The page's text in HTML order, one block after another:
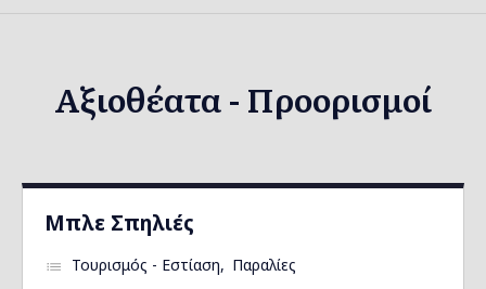
Αξιοθέατα - Προορισμοί
Μπλε Σπηλιές
Τουρισμός - Εστίαση
Παραλίες